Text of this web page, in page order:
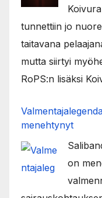
tunnettiin jo
taitavana
mutta siirtyi
RoPS:n lisäksi
menehtynyt
on